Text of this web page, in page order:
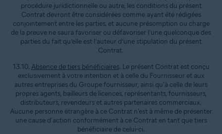
procédure juridictionnelle ou autre, les conditions du présent
Contrat devront être considérées comme ayant été rédigées
conjointement entre les parties, et aucune présomption ou charge
de la preuve ne saura favoriser ou défavoriser l’une quelconque des
parties du fait qu’elle est l’auteur d’une stipulation du présent
Contrat.
13.10. Absence de tiers bénéficiaires. Le présent Contrat est conçu
exclusivement à votre intention et à celle du Fournisseur et aux
autres entreprises du Groupe fournisseur, ainsi qu'à celle de leurs
propres agents, bailleurs de licences, représentants, fournisseurs,
distributeurs, revendeurs et autres partenaires commerciaux.
Aucune personne étrangère à ce Contrat n'est à même de présenter
une cause d'action conformément à ce Contrat en tant que tiers
bénéficiaire de celui-ci.